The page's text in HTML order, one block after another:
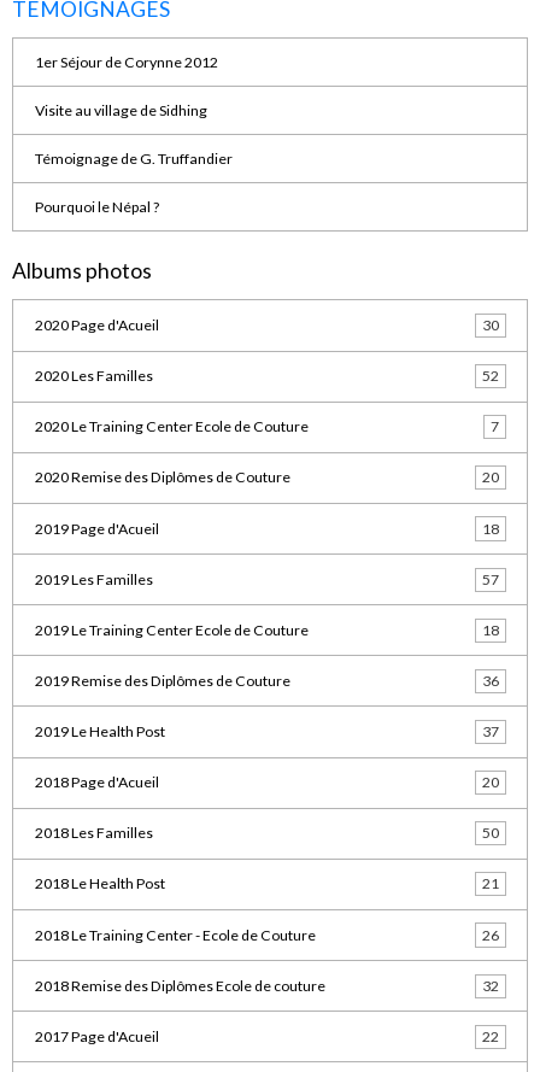
TEMOIGNAGES
1er Séjour de Corynne 2012
Visite au village de Sidhing
Témoignage de G. Truffandier
Pourquoi le Népal ?
Albums photos
2020 Page d'Acueil 30
2020 Les Familles 52
2020 Le Training Center Ecole de Couture 7
2020 Remise des Diplômes de Couture 20
2019 Page d'Acueil 18
2019 Les Familles 57
2019 Le Training Center Ecole de Couture 18
2019 Remise des Diplômes de Couture 36
2019 Le Health Post 37
2018 Page d'Acueil 20
2018 Les Familles 50
2018 Le Health Post 21
2018 Le Training Center - Ecole de Couture 26
2018 Remise des Diplômes Ecole de couture 32
2017 Page d'Acueil 22